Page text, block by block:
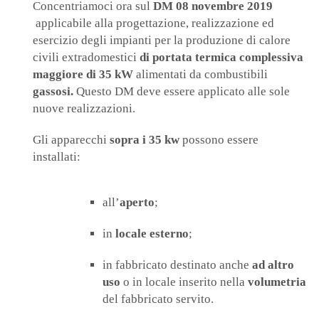
Concentriamoci ora sul DM 08 novembre 2019
applicabile alla progettazione, realizzazione ed
esercizio degli impianti per la produzione di calore
civili extradomestici di portata termica complessiva
maggiore di 35 kW alimentati da combustibili
gassosi. Questo DM deve essere applicato alle sole
nuove realizzazioni.
Gli apparecchi sopra i 35 kw possono essere
installati:
all’aperto;
in locale esterno;
in fabbricato destinato anche ad altro
uso o in locale inserito nella volumetria
del fabbricato servito.